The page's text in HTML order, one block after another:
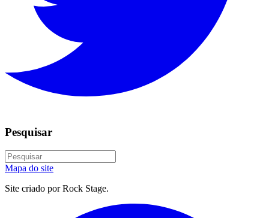
Pesquisar
Mapa do site
Site criado por Rock Stage.